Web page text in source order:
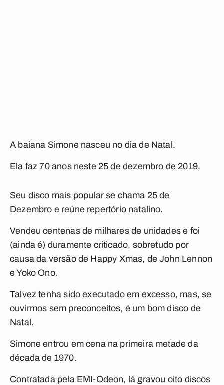
A baiana Simone nasceu no dia de Natal.
Ela faz 70 anos neste 25 de dezembro de 2019.
Seu disco mais popular se chama 25 de
Dezembro e reúne repertório natalino.
Vendeu centenas de milhares de unidades e foi
(ainda é) duramente criticado, sobretudo por
causa da versão de Happy Xmas, de John Lennon
e Yoko Ono.
Talvez tenha sido executado em excesso, mas, se
ouvirmos sem preconceitos, é um bom disco de
Natal.
Simone entrou em cena na primeira metade da
década de 1970.
Contratada pela EMI-Odeon, lá gravou oito discos